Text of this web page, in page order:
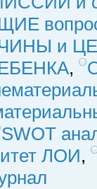
и
,
SWOT
ЛОИ,